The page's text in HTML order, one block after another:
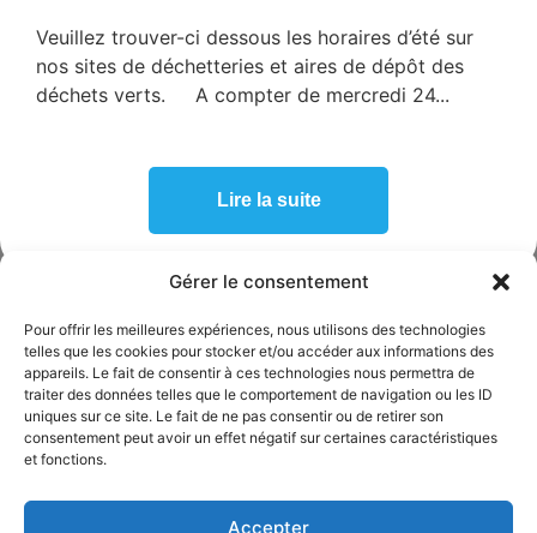
Gérer le consentement
Pour offrir les meilleures expériences, nous utilisons des technologies
telles que les cookies pour stocker et/ou accéder aux informations des
appareils. Le fait de consentir à ces technologies nous permettra de
traiter des données telles que le comportement de navigation ou les ID
uniques sur ce site. Le fait de ne pas consentir ou de retirer son
consentement peut avoir un effet négatif sur certaines caractéristiques
et fonctions.
Accepter
SICTOBA
665 route de Berrias,
07460 Beaulieu
04 75 39 06 99
ADMINISTRATIF
de 8h30 à 12h30 et de 14h à 17h
PERMANENCE TÉLÉPHONIQUE
Du lundi au mercredi :
de 8h30 à 12h30 et de 14h à 17h
Veuillez trouver-ci dessous les horaires d’été sur
nos sites de déchetteries et aires de dépôt des
déchets verts. A compter de mercredi 24...
Lire la suite